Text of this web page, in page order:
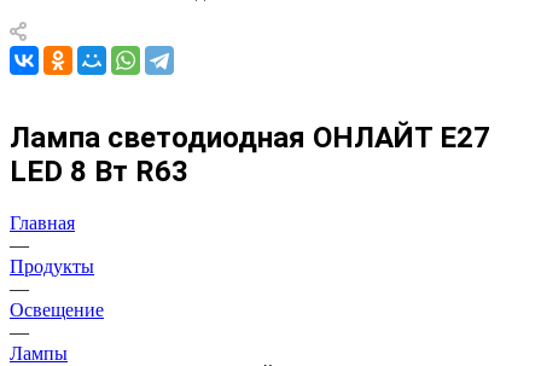
Лампа светодиодная ОНЛАЙТ Е27
LED 8 Вт R63
Главная
—
Продукты
—
Освещение
—
Лампы